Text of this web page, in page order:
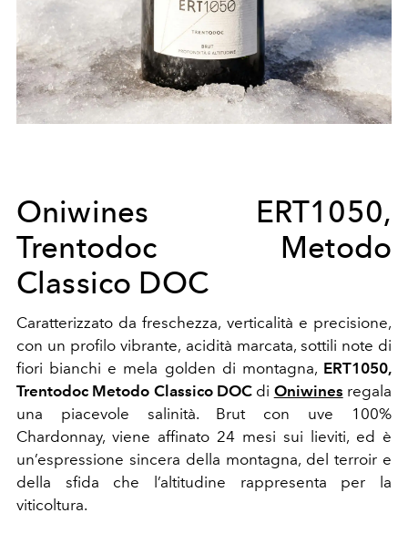
Oniwines ERT1050,
Trentodoc Metodo
Classico DOC
Caratterizzato da freschezza, verticalità e precisione,
con un profilo vibrante, acidità marcata, sottili note di
fiori bianchi e mela golden di montagna, ERT1050,
Trentodoc Metodo Classico DOC di Oniwines regala
una piacevole salinità. Brut con uve 100%
Chardonnay, viene affinato 24 mesi sui lieviti, ed è
un’espressione sincera della montagna, del terroir e
della sfida che l’altitudine rappresenta per la
viticoltura.